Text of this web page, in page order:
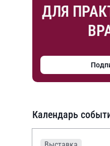
ДЛЯ
Календарь